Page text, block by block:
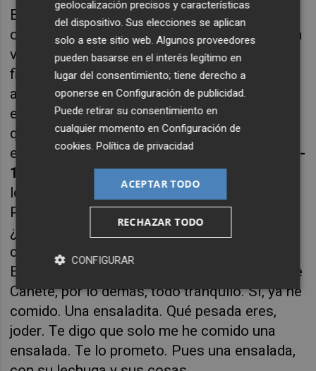
Esta es una obra que parte de lo real, de una
obsesión privada, de un juego mental desde la
ventanilla de un coche para construir la
ficción, pero es fácil percibir cuando además
alguien posee una intuición especial por una
estética vital como es el caso de la autora,
quien no solo ha escogido una premisa
excelente, sino que además sabe, como en
1 -
1 - 11 Ismael y Lidia Te kiero, gordita
lo prosaico para dar con estas historias.
Pongamos un ejemplo: “Hola, Lidi, gordi.
¿Estás en casa de tu madre? Yo aquí en el
camión, a la altura de Cuenca más o menos.
Estaban los pitufos controlando a la salida de
Cañete, por lo demás, todo tranquilo. Sí, ya he
comido. Una ensaladita. Qué pesada eres,
joder. Te digo que solo me he comido una
ensalada. Te lo prometo. Pues una ensalada,
geolocalización precisos y características
del dispositivo. Sus elecciones se aplican
solo a este sitio web. Algunos proveedores
pueden basarse en el interés legítimo en
lugar del consentimiento; tiene derecho a
oponerse enConfiguración de publicidad
Puede retirar su consentimiento en
cualquier momento enConfiguración de
cookies .Política de privacidad
ACEPTAR TODO
RECHAZAR TODO
CONFIGURAR